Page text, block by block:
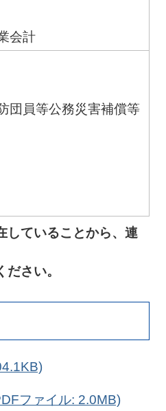
会計
団員等公務災害補償等
していることから、連
さい。
ファイル: 2.0MB)